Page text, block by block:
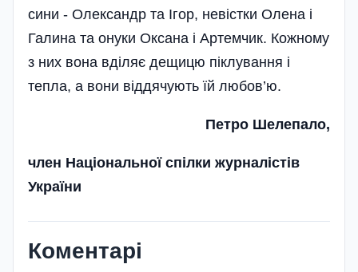
сини - Олександр та Ігор, невістки Олена і
Галина та онуки Оксана і Артемчик. Кожному
з них вона вділяє дещицю піклування і
тепла, а вони віддячують їй любов’ю.
Петро Шелепало,
член Національної спілки журналістів
України
Коментарі